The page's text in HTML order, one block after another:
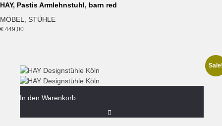
HAY, Pastis Armlehnstuhl, barn red
MÖBEL
STÜHLE
€ 449,00
In den Warenkorb